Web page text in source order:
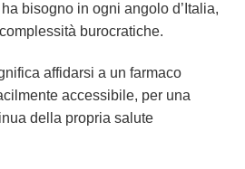
bisogno in ogni angolo d’Italia,
burocratiche.
affidarsi a un farmaco
accessibile, per una
della propria salute